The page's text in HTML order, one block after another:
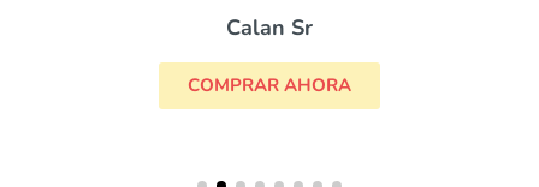
Calan Sr
COMPRAR AHORA